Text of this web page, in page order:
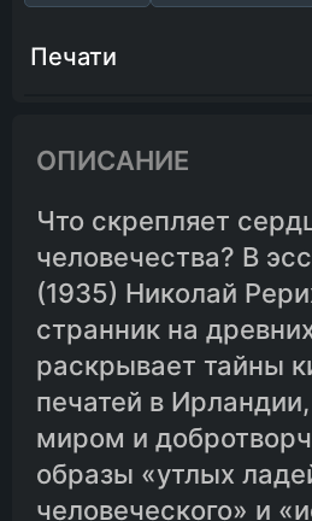
Исполнители
Печати
ОПИСАНИЕ
Что скрепляет
человечества? В
(1935) Николай
странник на
раскрывает тайны
печатей в
миром и
образы «утлых
человеческого» и